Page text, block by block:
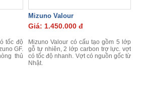
tốc độ
GF.
thủ
Mizuno Valour
Giá: 1.450.000 đ
Mizuno Valour có cấu tạo gồm 5 lớp
gỗ tự nhiên, 2 lớp carbon trợ lực. vợt
có tốc độ nhanh. Vợt có nguồn gốc từ
Nhật.